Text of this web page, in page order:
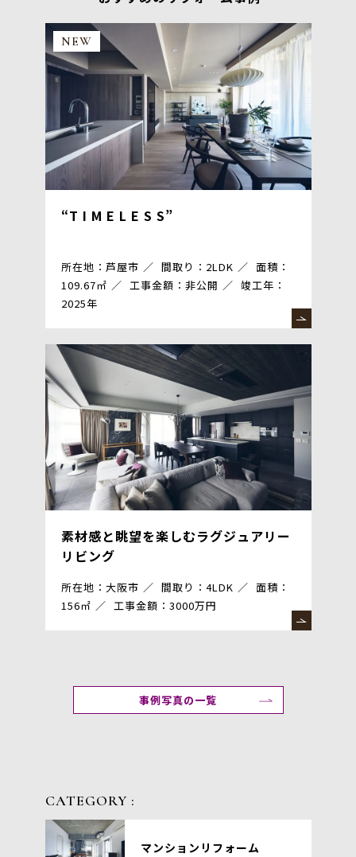
NEW
“T I M E L E S S”
所在地：芦屋市 間取り：2LDK
面積：
109.67㎡
工事金額：非公開
竣工年：
2025年
素材感と眺望を楽しむラグジュアリー
リビング
所在地：大阪市 間取り：4LDK
面積：
156㎡
工事金額：3000万円
事例写真の一覧
CATEGORY :
マンションリフォーム